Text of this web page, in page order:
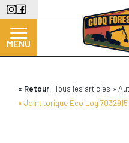
Aller
au
contenu
principal
MENU
Retour Tous les articles
Joint torique Eco Log 7032915